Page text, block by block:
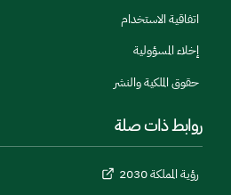
اتفاقية الاستخدام
إخلاء المسؤولية
حقوق الملكية والنشر
روابط ذات صلة
رؤية المملكة 2030